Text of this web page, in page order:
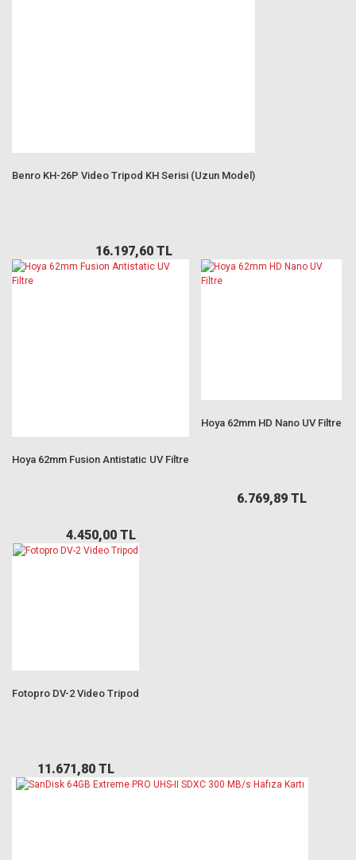
Benro KH-26P Video Tripod KH Serisi (Uzun Model)
16.197,60 TL
Hoya 62mm Fusion Antistatic UV Filtre
4.450,00 TL
Hoya 62mm HD Nano UV Filtre
6.769,89 TL
Fotopro DV-2 Video Tripod
11.671,80 TL